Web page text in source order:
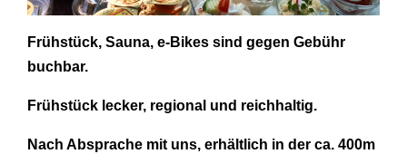
Frühstück, Sauna, e-Bikes sind gegen Gebühr
buchbar.
Frühstück lecker, regional und reichhaltig.
Nach Absprache mit uns, erhältlich in der ca. 400m